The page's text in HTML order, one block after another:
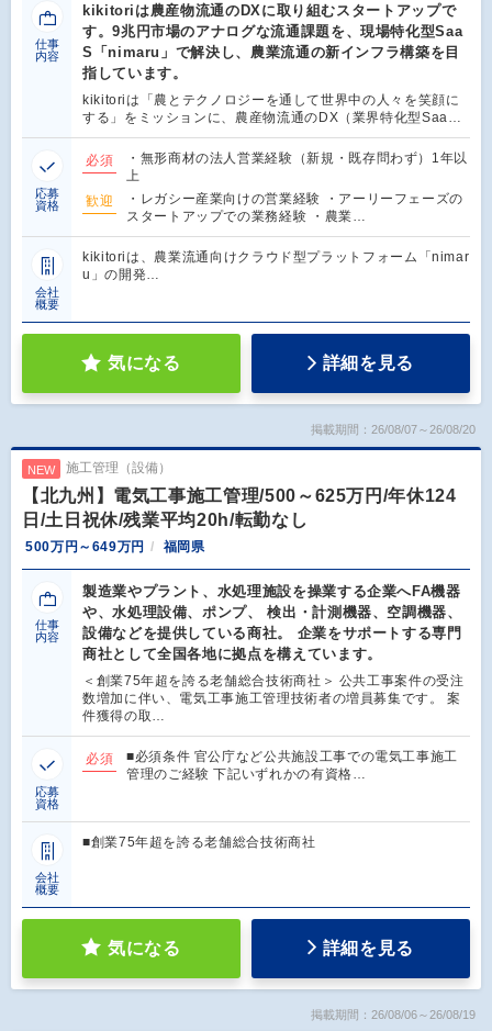
仕事
内容
kikitoriは農産物流通のDXに取り組むスタートアップで
す。9兆円市場のアナログな流通課題を、現場特化型Saa
S「nimaru」で解決し、農業流通の新インフラ構築を目
指しています。
kikitoriは「農とテクノロジーを通して世界中の人々を笑顔に
する」をミッションに、農産物流通のDX（業界特化型Saa…
応募
資格
必須
・無形商材の法人営業経験（新規・既存問わず）1年以
上
歓迎
・レガシー産業向けの営業経験 ・アーリーフェーズの
スタートアップでの業務経験 ・農業…
会社
概要
kikitoriは、農業流通向けクラウド型プラットフォーム「nimar
u」の開発…
気になる 詳細を見る
掲載期間：26/08/07～26/08/20
NEW 施工管理（設備）
【北九州】電気工事施工管理/500～625万円/年休124
日/土日祝休/残業平均20h/転勤なし
500万円～649万円 福岡県
仕事
内容
製造業やプラント、水処理施設を操業する企業へFA機器
や、水処理設備、ポンプ、 検出・計測機器、空調機器、
設備などを提供している商社。 企業をサポートする専門
商社として全国各地に拠点を構えています。
＜創業75年超を誇る老舗総合技術商社＞ 公共工事案件の受注
数増加に伴い、電気工事施工管理技術者の増員募集です。 案
件獲得の取…
応募
資格
必須
■必須条件 官公庁など公共施設工事での電気工事施工
管理のご経験 下記いずれかの有資格…
会社
概要
■創業75年超を誇る老舗総合技術商社
気になる 詳細を見る
掲載期間：26/08/06～26/08/19